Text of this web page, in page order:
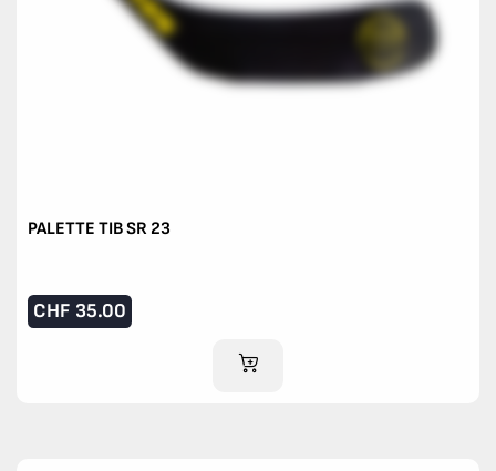
PALETTE TIB SR 23
CHF 35.00
AJOUTER AU PANIER